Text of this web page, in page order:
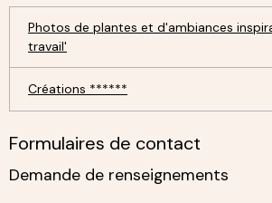
Photos de plantes et d'ambiances
travail'
Créations ******
Formulaires de contact
Demande de renseignements